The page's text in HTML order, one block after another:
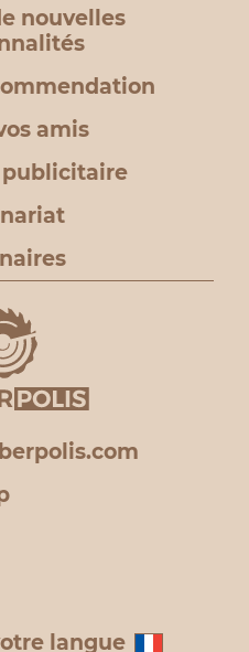
nouvelles
amis
publicitaire
langue